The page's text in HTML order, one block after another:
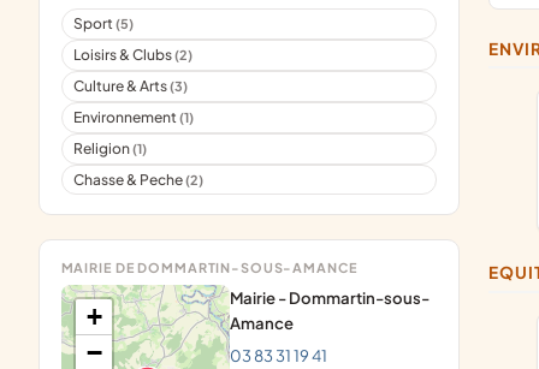
Sport(5)
Loisirs & Clubs(2)
Culture & Arts(3)
Environnement(1)
Religion(1)
Chasse & Peche(2)
MAIRIE DE DOMMARTIN-SOUS-AMANCE
+
−
Mairie - Dommartin-sous-
Amance
03 83 31 19 41